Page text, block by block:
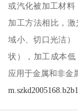
或汽化被加工材料
加工方法相比，
域小、切口光洁）
状），加工成本
应用于金属和非金